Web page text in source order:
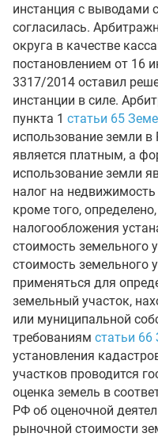
инстанция с выводами
согласилась.
округа в качестве
постановлением от 16
3317/2014 оставил
инстанции в силе.
пункта 1 статьи 65
использование земли
является платным, а
использование земли
налог на
кроме того,
налогообложения
стоимость земельного
стоимость земельного
применяться для
земельный участок,
или муниципальной
требованиям статьи
установления
участков проводится
оценка земель в
РФ об оценочной
рыночной стоимости